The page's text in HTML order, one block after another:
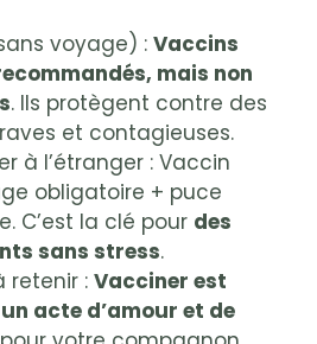
voyage) : Vaccins
mais non
. Ils protègent contre des
et contagieuses.
à l’étranger : Vaccin
obligatoire + puce
C’est la clé pour des
sans stress.
retenir : Vacciner est
acte d’amour et de